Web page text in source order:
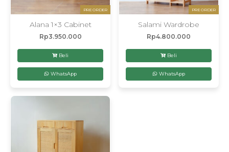
PRE ORDER
Alana 1×3 Cabinet
Rp3.950.000
Beli
WhatsApp
PRE ORDER
Salami Wardrobe
Rp4.800.000
Beli
WhatsApp